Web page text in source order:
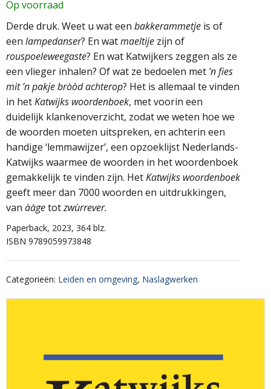
Op voorraad
Derde druk. Weet u wat een bakkerammetje is of
een lampedanser? En watmaeltije zijn of
rouspoeleweegaste? En wat Katwijkers zeggen als ze
een vlieger inhalen? Of wat ze bedoelen met ’n fies
mit ’n pakje bròòd achterop? Het is allemaal te vinden
in hetKatwijks woordenboek, met voorin een
duidelijk klankenoverzicht, zodat we weten hoe we
de woorden moeten uitspreken, en achterin een
handige ‘lemmawijzer’, een opzoeklijst Nederlands-
Katwijks waarmee de woorden in het woordenboek
gemakkelijk te vinden zijn. HetKatwijks woordenboek
geeft meer dan 7000 woorden en uitdrukkingen,
van ààgetotzwùrrever.
Paperback, 2023, 364 blz.
ISBN 9789059973848
Categorieën: Leiden en omgeving, Naslagwerken